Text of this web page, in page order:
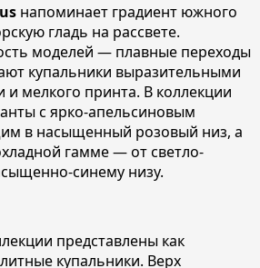
напоминает градиент южного
гладь на рассвете.
моделей — плавные переходы
купальники выразительными
и мелкого принта. В коллекции
с ярко-апельсиновым
в насыщенный розовый низ, а
гамме — от светло-
синему низу.
представлены как
купальники. Верх